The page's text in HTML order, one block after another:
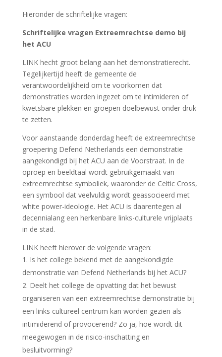
Hieronder de schriftelijke vragen:
Schriftelijke vragen Extreemrechtse demo bij
het ACU
LINK hecht groot belang aan het demonstratierecht.
Tegelijkertijd heeft de gemeente de
verantwoordelijkheid om te voorkomen dat
demonstraties worden ingezet om te intimideren of
kwetsbare plekken en groepen doelbewust onder druk
te zetten.
Voor aanstaande donderdag heeft de extreemrechtse
groepering Defend Netherlands een demonstratie
aangekondigd bij het ACU aan de Voorstraat. In de
oproep en beeldtaal wordt gebruikgemaakt van
extreemrechtse symboliek, waaronder de Celtic Cross,
een symbool dat veelvuldig wordt geassocieerd met
white power-ideologie. Het ACU is daarentegen al
decennialang een herkenbare links-culturele vrijplaats
in de stad.
LINK heeft hierover de volgende vragen:
Is het college bekend met de aangekondigde
demonstratie van Defend Netherlands bij het ACU?
Deelt het college de opvatting dat het bewust
organiseren van een extreemrechtse demonstratie bij
een links cultureel centrum kan worden gezien als
intimiderend of provocerend? Zo ja, hoe wordt dit
meegewogen in de risico-inschatting en
besluitvorming?